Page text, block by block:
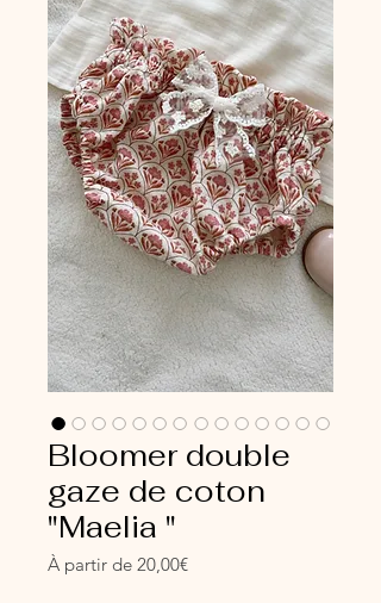
Bloomer double
gaze de coton
"Maelia "
À partir de 20,00€Prix